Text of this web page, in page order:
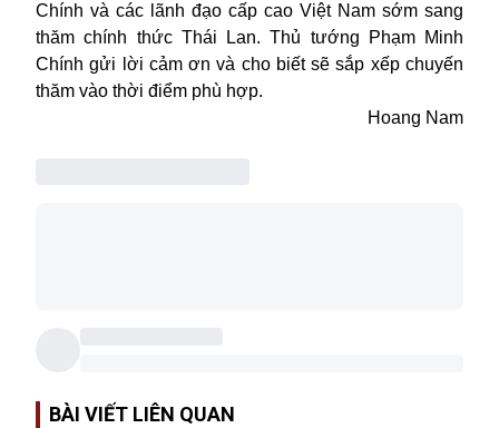
Chính và các lãnh đạo cấp cao Việt Nam sớm sang
thăm chính thức Thái Lan. Thủ tướng Phạm Minh
Chính gửi lời cảm ơn và cho biết sẽ sắp xếp chuyến
thăm vào thời điểm phù hợp.
Hoang Nam
BÀI VIẾT LIÊN QUAN